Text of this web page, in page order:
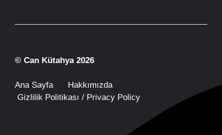
© Can Kütahya 2026
Ana Sayfa
Hakkımızda
Gizlilik Politikası / Privacy Policy